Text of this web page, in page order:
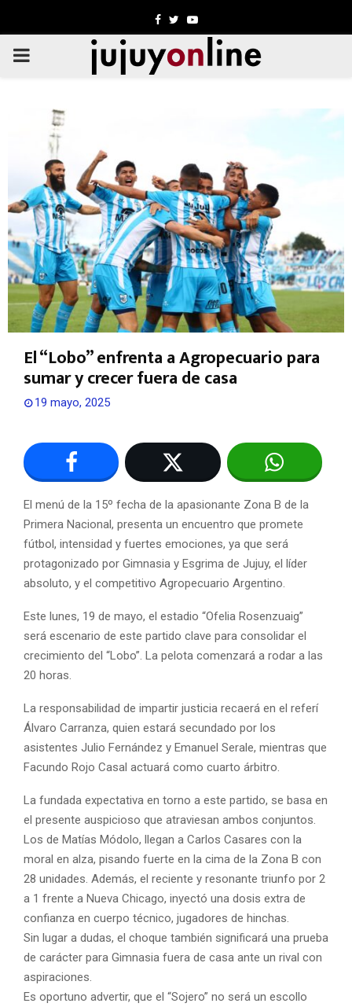
Facebook
TwitterYoutube
PRIMARY
El “Lobo” enfrenta a Agropecuario para
sumar y crecer fuera de casa
19 mayo, 2025
El menú de la 15º fecha de la apasionante Zona B de la
Primera Nacional, presenta un encuentro que promete
fútbol, intensidad y fuertes emociones, ya que será
protagonizado por Gimnasia y Esgrima de Jujuy, el líder
absoluto, y el competitivo Agropecuario Argentino.
Este lunes, 19 de mayo, el estadio “Ofelia Rosenzuaig”
será escenario de este partido clave para consolidar el
crecimiento del “Lobo”. La pelota comenzará a rodar a las
20 horas.
La responsabilidad de impartir justicia recaerá en el referí
Álvaro Carranza, quien estará secundado por los
asistentes Julio Fernández y Emanuel Serale, mientras que
Facundo Rojo Casal actuará como cuarto árbitro.
La fundada expectativa en torno a este partido, se basa en
el presente auspicioso que atraviesan ambos conjuntos.
Los de Matías Módolo, llegan a Carlos Casares con la
moral en alza, pisando fuerte en la cima de la Zona B con
28 unidades. Además, el reciente y resonante triunfo por 2
a 1 frente a Nueva Chicago, inyectó una dosis extra de
confianza en cuerpo técnico, jugadores de hinchas.
Sin lugar a dudas, el choque también significará una prueba
de carácter para Gimnasia fuera de casa ante un rival con
aspiraciones.
Es oportuno advertir, que el “Sojero” no será un escollo